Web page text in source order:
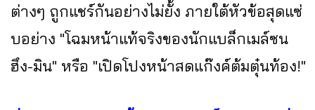
ต่างๆ ถูกแชร์กันอย่างไม่ยั้ง ภายใต้หัวข้อสุดแซ่
บอย่าง "โฉมหน้าแท้จริงของนักแบล็กเมล์ซน
ฮึง-มิน" หรือ "เปิดโปงหน้าสดแก๊งค์ต้มตุ๋นท้อง!"